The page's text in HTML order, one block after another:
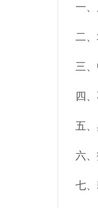
一
二
三
四
五
六
七